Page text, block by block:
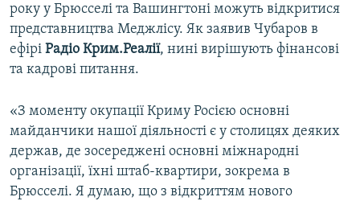
року у Брюсселі та Вашингтоні можуть відкритися
представництва Меджлісу. Як заявив Чубаров в
ефірі Радіо Крим.Реалії, нині вирішують фінансові
та кадрові питання.
«З моменту окупації Криму Росією основні
майданчики нашої діяльності є у столицях деяких
держав, де зосереджені основні міжнародні
організації, їхні штаб-квартири, зокрема в
Брюсселі. Я думаю, що з відкриттям нового